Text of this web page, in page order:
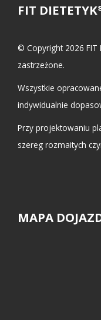
FIT
© Copyright 2026 FIT
zastrzeżone.
Wszystkie
indywidualnie
Przy projektowaniu
szereg rozmaitych
MAPA